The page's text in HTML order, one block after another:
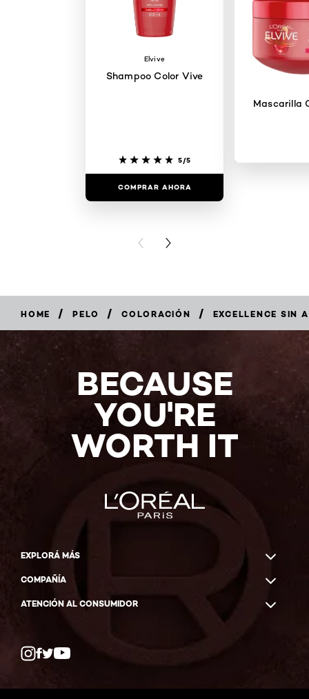
Elvive
Shampoo Color Vive
5/5
COMPRAR AHORA
Mascarilla
PREVIOUS CARD
NEXT CARD
HOME / PELO / COLORACIÓN / EXCELLENCE SIN
BECAUSE
YOU'RE
WORTH IT
EXPLORÁ MÁS
COMPAÑÍA
ATENCIÓN AL CONSUMIDOR